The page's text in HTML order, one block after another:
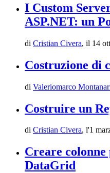
I Custom
ASP.NET: un
di Cristian Civera, il 14
Costruzione di
di Valeriomarco
Costruire un
di Cristian Civera, l'1
Creare
DataGrid